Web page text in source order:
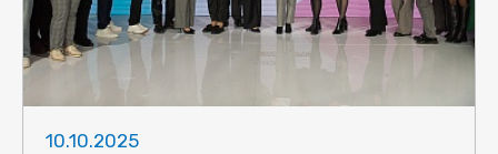
10.10.2025